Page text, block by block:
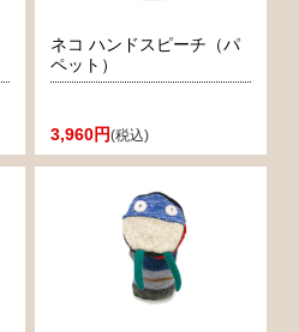
ネコ ハンドスピーチ（パ
ペット）
3,960円(税込)